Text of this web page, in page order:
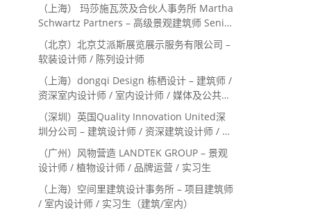
（上海） 玛莎施瓦茨及合伙人事务所 Martha
Schwartz Partners – 高级景观建筑师 Senior
Landscape Designer / 景观建筑师
Landscape Designer
（北京）北京艾派斯展览展示服务有限公司 –
软装设计师 / 陈列设计师
（上海）dongqi Design 栋栖设计 – 建筑师 /
资深室内设计师 / 室内设计师 / 媒体及公共关
系主管 / 设计实习生（常年招聘）
（深圳）英国Quality Innovation United深
圳分公司 – 建筑设计师 / 资深建筑设计师 / 室
内设计师 / 设计实习生
（广州）风物营造 LANDTEK GROUP – 景观
设计师 / 植物设计师 / 品牌运营 / 实习生
（上海）空间里建筑设计事务所 – 项目建筑师
/ 室内设计师 / 实习生（建筑/室内）